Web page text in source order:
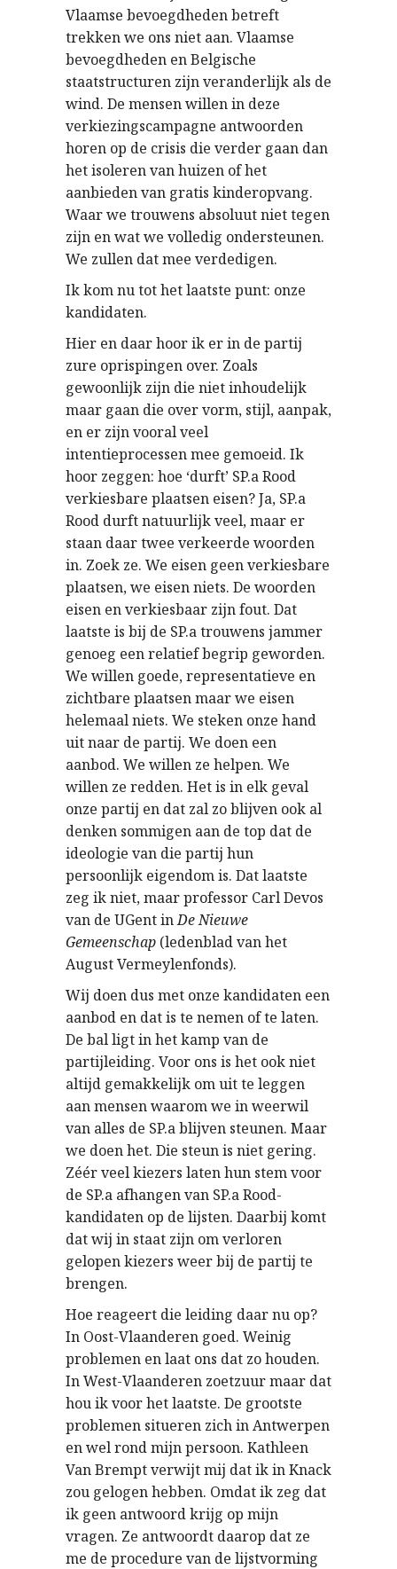
Vlaamse bevoegdheden betreft
trekken we ons niet aan. Vlaamse
bevoegdheden en Belgische
staatstructuren zijn veranderlijk als de
wind. De mensen willen in deze
verkiezingscampagne antwoorden
horen op de crisis die verder gaan dan
het isoleren van huizen of het
aanbieden van gratis kinderopvang.
Waar we trouwens absoluut niet tegen
zijn en wat we volledig ondersteunen.
We zullen dat mee verdedigen.
Ik kom nu tot het laatste punt: onze
kandidaten.
Hier en daar hoor ik er in de partij
zure oprispingen over. Zoals
gewoonlijk zijn die niet inhoudelijk
maar gaan die over vorm, stijl, aanpak,
en er zijn vooral veel
intentieprocessen mee gemoeid. Ik
hoor zeggen: hoe ‘durft’ SP.a Rood
verkiesbare plaatsen eisen? Ja, SP.a
Rood durft natuurlijk veel, maar er
staan daar twee verkeerde woorden
in. Zoek ze. We eisen geen verkiesbare
plaatsen, we eisen niets. De woorden
eisen en verkiesbaar zijn fout. Dat
laatste is bij de SP.a trouwens jammer
genoeg een relatief begrip geworden.
We willen goede, representatieve en
zichtbare plaatsen maar we eisen
helemaal niets. We steken onze hand
uit naar de partij. We doen een
aanbod. We willen ze helpen. We
willen ze redden. Het is in elk geval
onze partij en dat zal zo blijven ook al
denken sommigen aan de top dat de
ideologie van die partij hun
persoonlijk eigendom is. Dat laatste
zeg ik niet, maar professor Carl Devos
van de UGent inDe Nieuwe
Gemeenschap (ledenblad van het
August Vermeylenfonds).
Wij doen dus met onze kandidaten een
aanbod en dat is te nemen of te laten.
De bal ligt in het kamp van de
partijleiding. Voor ons is het ook niet
altijd gemakkelijk om uit te leggen
aan mensen waarom we in weerwil
van alles de SP.a blijven steunen. Maar
we doen het. Die steun is niet gering.
Zéér veel kiezers laten hun stem voor
de SP.a afhangen van SP.a Rood-
kandidaten op de lijsten. Daarbij komt
dat wij in staat zijn om verloren
gelopen kiezers weer bij de partij te
brengen.
Hoe reageert die leiding daar nu op?
In Oost-Vlaanderen goed. Weinig
problemen en laat ons dat zo houden.
In West-Vlaanderen zoetzuur maar dat
hou ik voor het laatste. De grootste
problemen situeren zich in Antwerpen
en wel rond mijn persoon. Kathleen
Van Brempt verwijt mij dat ik in Knack
zou gelogen hebben. Omdat ik zeg dat
ik geen antwoord krijg op mijn
vragen. Ze antwoordt daarop dat ze
me de procedure van de lijstvorming